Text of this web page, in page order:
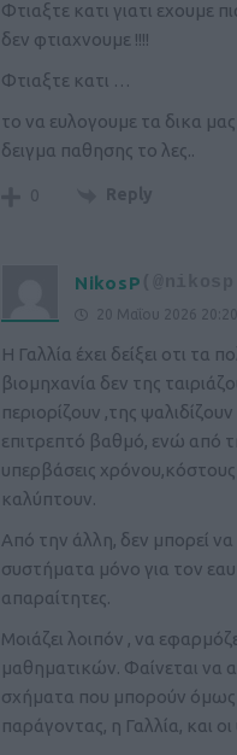
Φτιαξτε κατι γιατι εχουμε
δεν φτιαχνουμε !!!!
Φτιαξτε κατι …
το να ευλογουμε τα δικα
δειγμα παθησης το λες..
0 Reply
NikosP
20 Μαΐου 2026 20:20
Η Γαλλία έχει δείξει οτι
βιομηχανία δεν της
περιορίζουν ,της
επιτρεπτό βαθμό, ενώ από
υπερβάσεις
καλύπτουν.
Από την άλλη, δεν μπορεί να
συστήματα μόνο για τον
απαραίτητες.
Μοιάζει λοιπόν , να
μαθηματικών. Φαίνεται να
σχήματα που μπορούν όμως
παράγοντας, η Γαλλία, και